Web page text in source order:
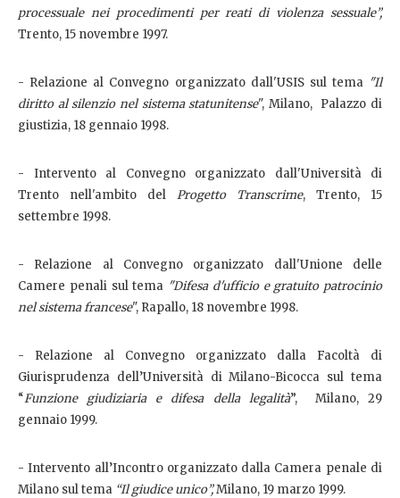
processuale nei procedimenti per reati di violenza sessuale”,
Trento, 15 novembre 1997.
- Relazione al Convegno organizzato dall'USIS sul tema "Il
diritto al silenzio nel sistema statunitense", Milano, Palazzo di
giustizia, 18 gennaio 1998.
- Intervento al Convegno organizzato dall'Università di
Trento nell'ambito del Progetto Transcrime, Trento, 15
settembre 1998.
- Relazione al Convegno organizzato dall'Unione delle
Camere penali sul tema "Difesa d'ufficio e gratuito patrocinio
nel sistema francese", Rapallo, 18 novembre 1998.
- Relazione al Convegno organizzato dalla Facoltà di
Giurisprudenza dell’Università di Milano-Bicocca sul tema
“Funzione giudiziaria e difesa della legalità”, Milano, 29
gennaio 1999.
- Intervento all’Incontro organizzato dalla Camera penale di
Milano sul tema “Il giudice unico”,Milano, 19 marzo 1999.